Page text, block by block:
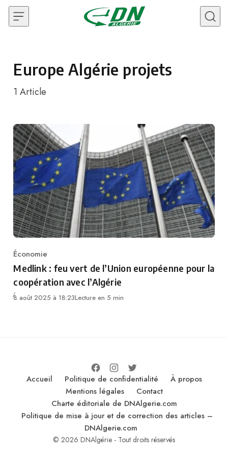
Skip to content
Europe Algérie projets
1 Article
Category
Économie
Medlink : feu vert de l’Union européenne pour la
coopération avec l’Algérie
8 août 2025 à 18:23Lecture en 5 min
Accueil Politique de confidentialité
À propos
Mentions légales
Contact
Charte éditoriale de DNAlgerie.com
Politique de mise à jour et de correction des articles –
DNAlgerie.com
© 2026 DNAlgérie - Tout droits réservés